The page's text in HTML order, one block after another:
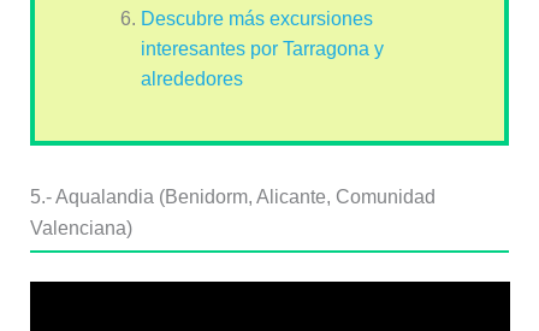
Descubre más excursiones
interesantes por Tarragona y
alrededores
5.- Aqualandia (Benidorm, Alicante, Comunidad
Valenciana)